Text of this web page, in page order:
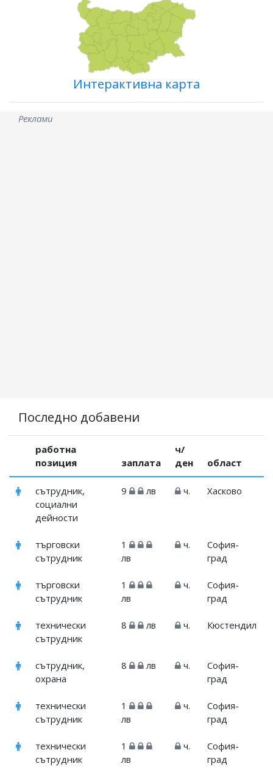
Интерактивна карта
Реклами
Последно добавени
работна
позиция
заплата
ч/
ден
област
сътрудник,
социални
дейности
9 лв ч. Хасково
търговски
сътрудник
1
лв
ч.
София-
град
търговски
сътрудник
1
лв
ч.
София-
град
технически
сътрудник
8 лв ч. Кюстендил
сътрудник,
охрана
8 лв ч.
София-
град
технически
сътрудник
1
лв
ч.
София-
град
технически
сътрудник
1
лв
ч.
София-
град